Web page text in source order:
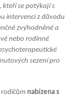
kteří se potýkají s
intervenci z důvodu
zvýhodněné a
nebo rodinné
sezení pro
rodičům nabízena s